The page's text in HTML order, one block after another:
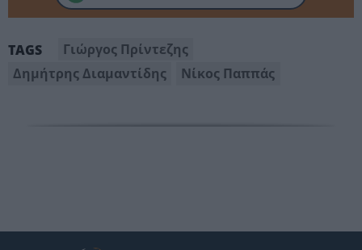
TAGS
Γιώργος Πρίντεζης
Δημήτρης Διαμαντίδης
Νίκος Παππάς